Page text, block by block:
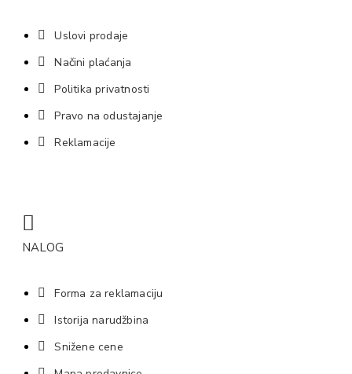
Uslovi prodaje
Načini plaćanja
Politika privatnosti
Pravo na odustajanje
Reklamacije
NALOG
Forma za reklamaciju
Istorija narudžbina
Snižene cene